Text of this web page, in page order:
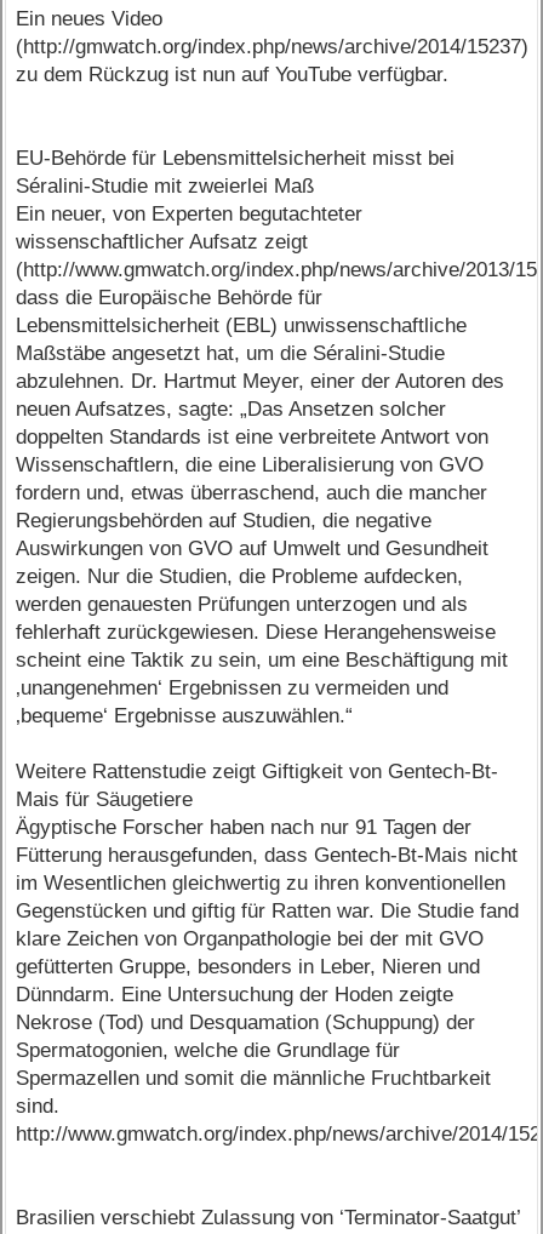
Ein neues Video
(http://gmwatch.org/index.php/news/archive/2014/15237)
zu dem Rückzug ist nun auf YouTube verfügbar.
EU-Behörde für Lebensmittelsicherheit misst bei
Séralini-Studie mit zweierlei Maß
Ein neuer, von Experten begutachteter
wissenschaftlicher Aufsatz zeigt
(http://www.gmwatch.org/index.php/news/archive/2013/
dass die Europäische Behörde für
Lebensmittelsicherheit (EBL) unwissenschaftliche
Maßstäbe angesetzt hat, um die Séralini-Studie
abzulehnen. Dr. Hartmut Meyer, einer der Autoren des
neuen Aufsatzes, sagte: „Das Ansetzen solcher
doppelten Standards ist eine verbreitete Antwort von
Wissenschaftlern, die eine Liberalisierung von GVO
fordern und, etwas überraschend, auch die mancher
Regierungsbehörden auf Studien, die negative
Auswirkungen von GVO auf Umwelt und Gesundheit
zeigen. Nur die Studien, die Probleme aufdecken,
werden genauesten Prüfungen unterzogen und als
fehlerhaft zurückgewiesen. Diese Herangehensweise
scheint eine Taktik zu sein, um eine Beschäftigung mit
‚unangenehmen‘ Ergebnissen zu vermeiden und
‚bequeme‘ Ergebnisse auszuwählen.“
Weitere Rattenstudie zeigt Giftigkeit von Gentech-Bt-
Mais für Säugetiere
Ägyptische Forscher haben nach nur 91 Tagen der
Fütterung herausgefunden, dass Gentech-Bt-Mais nicht
im Wesentlichen gleichwertig zu ihren konventionellen
Gegenstücken und giftig für Ratten war. Die Studie fand
klare Zeichen von Organpathologie bei der mit GVO
gefütterten Gruppe, besonders in Leber, Nieren und
Dünndarm. Eine Untersuchung der Hoden zeigte
Nekrose (Tod) und Desquamation (Schuppung) der
Spermatogonien, welche die Grundlage für
Spermazellen und somit die männliche Fruchtbarkeit
sind.
http://www.gmwatch.org/index.php/news/archive/2014/
Brasilien verschiebt Zulassung von ‘Terminator-Saatgut’